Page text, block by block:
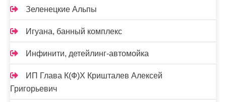
Зеленецкие Альпы
Игуана, банный комплекс
Инфинити, детейлинг-автомойка
ИП Глава К(Ф)Х Кришталев Алексей
Григорьевич